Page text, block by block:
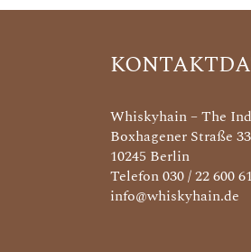
Whiskyhain – The
Boxhagener Straße 33
10245 Berlin
Telefon 030 / 22 600
info@whiskyhain.de